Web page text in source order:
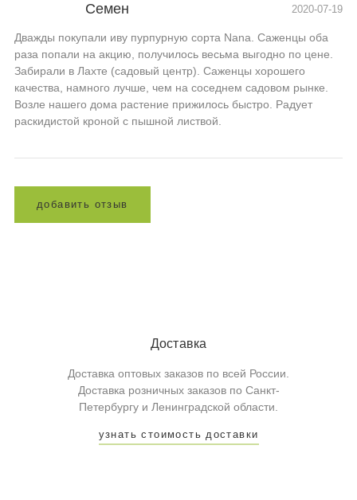
Семен 2020-07-19
Дважды покупали иву пурпурную сорта Nana. Саженцы оба
раза попали на акцию, получилось весьма выгодно по цене.
Забирали в Лахте (садовый центр). Саженцы хорошего
качества, намного лучше, чем на соседнем садовом рынке.
Возле нашего дома растение прижилось быстро. Радует
раскидистой кроной с пышной листвой.
доба вит ь отз ыв
Доставка
Доставка оптовых заказов по всей России.
Доставка розничных заказов по Санкт-
Петербургу и Ленинградской области.
узнать стоимость доставки